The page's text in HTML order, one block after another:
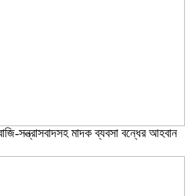
সন্ত্রাসবাদসহ মাদক ব্যবসা বন্ধের আহবান